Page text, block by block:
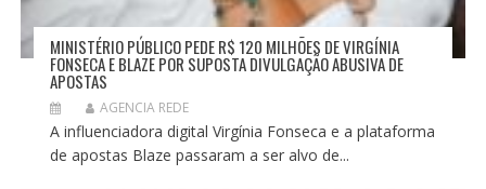
MINISTÉRIO PÚBLICO PEDE R$ 120 MILHÕES DE VIRGÍNIA
FONSECA E BLAZE POR SUPOSTA DIVULGAÇÃO ABUSIVA DE
APOSTAS
AGENCIA REDE
A influenciadora digital Virgínia Fonseca e a plataforma
de apostas Blaze passaram a ser alvo de...